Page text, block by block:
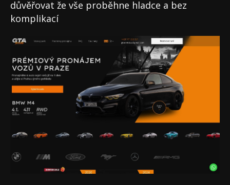
důvěřovat že vše proběhne hladce a bez
komplikací